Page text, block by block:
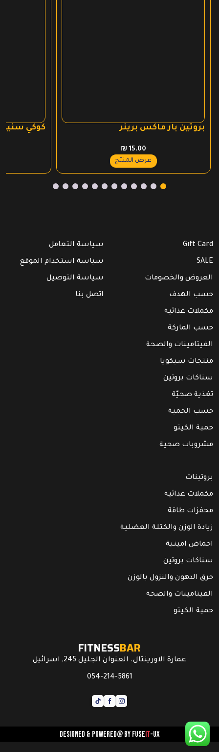
بروتين بار ماكس برينر
₪ 15.00
عرض المنتج
كوكي
Gift Card
SALE
العروض والخصومات
حسب الهدف
مكملات غذائية
حسب الماركة
الفيتامينات والصحة
منتجات سيكويا
سناكات بروتين
تغذية صحيّة
حسب الحمية
حمية الكيتو
مشروبات صحية
سياسة التعامل
سياسة استخدام الموقع
سياسة التوصيل
اتصل بنا
بروتينات
مكملات غذائية
محفزات طاقة
زيادة الوزن والكتلة العضلية
احماض امينية
سناكات بروتين
حرق الدهون والنزول بالوزن
الفيتامينات والصحة
حمية الكيتو
FITNESSBAR
عمارة الاورينتال. العنوان الجليل 245, اسرائيل
054-214-5861
Designed & powered@ byFUSEIT-UX